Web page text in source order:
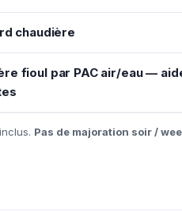
chaudière
fioul par PAC air/eau —
Pas de majoration soir /